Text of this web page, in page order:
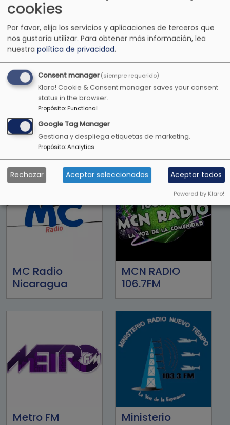
Love radio
latina
Súper Radio
MC Radio
Nicaragua
MCN RADIO
106.7FM
Metro FM
Ministerio
cookies
Por favor, elija los servicios y aplicaciones de terceros que
nos gustaría utilizar. Para obtener más información, lea
nuestra política de privacidad.
Consent manager(siempre requerido)
Klaro! Cookie & Consent manager saves your consent
status in the browser.
Propósito:Functional
Google Tag Manager
Gestiona y despliega etiquetas de marketing.
Propósito:Analytics
Rechazar Aceptar seleccionados Aceptar todos
Powered by Klaro!